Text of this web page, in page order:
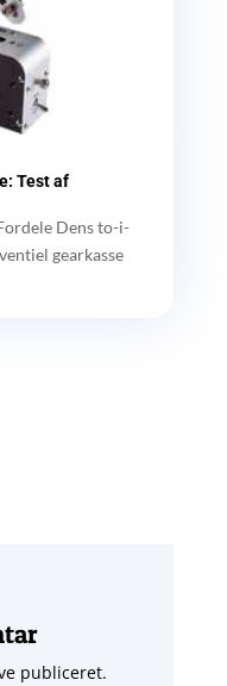
Test af
Dens to-i-
gearkasse
publiceret.